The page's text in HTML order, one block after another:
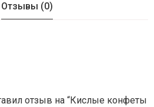
Отзывы (0)
отзыв на “Кислые конфеты